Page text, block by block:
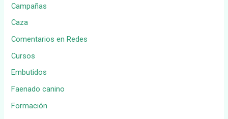
Campañas
Caza
Comentarios en Redes
Cursos
Embutidos
Faenado canino
Formación